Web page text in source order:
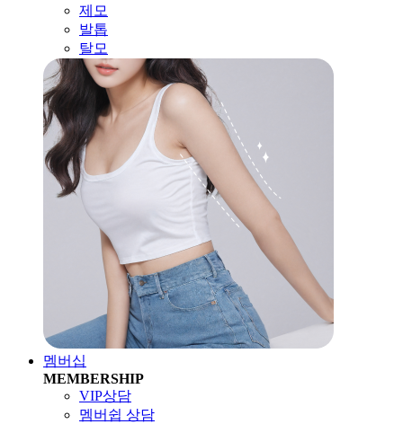
제모
발톱
탈모
멤버십
MEMBERSHIP
VIP상담
멤버쉽 상담